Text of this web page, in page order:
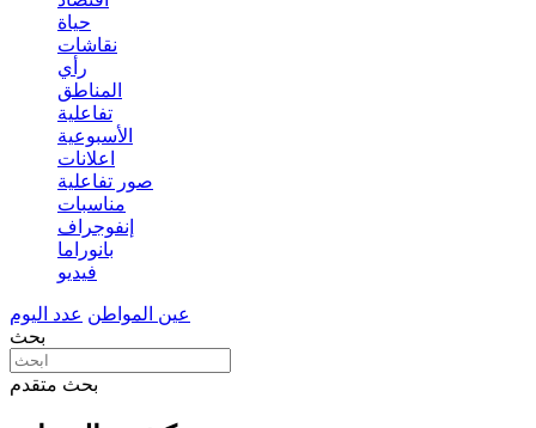
حياة
نقاشات
رأي
المناطق
تفاعلية
الأسبوعية
اعلانات
صور تفاعلية
مناسبات
إنفوجراف
بانوراما
فيديو
عين المواطن عدد اليوم
بحث
بحث متقدم